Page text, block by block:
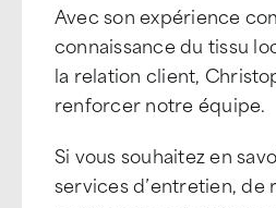
Avec son expérience
connaissance du tissu
la relation client,
renforcer notre équipe.
Si vous souhaitez en
services d’entretien, de